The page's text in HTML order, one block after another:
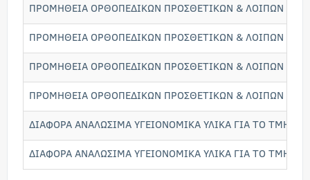
ΠΡΟΜΗΘΕΙΑ ΟΡΘΟΠΕΔΙΚΩΝ ΠΡΟΣΘΕΤΙΚΩΝ & ΛΟΙΠΩΝ
ΠΡΟΜΗΘΕΙΑ ΟΡΘΟΠΕΔΙΚΩΝ ΠΡΟΣΘΕΤΙΚΩΝ & ΛΟΙΠΩΝ
ΠΡΟΜΗΘΕΙΑ ΟΡΘΟΠΕΔΙΚΩΝ ΠΡΟΣΘΕΤΙΚΩΝ & ΛΟΙΠΩΝ
ΠΡΟΜΗΘΕΙΑ ΟΡΘΟΠΕΔΙΚΩΝ ΠΡΟΣΘΕΤΙΚΩΝ & ΛΟΙΠΩΝ
ΔΙΑΦΟΡΑ ΑΝΑΛΩΣΙΜΑ ΥΓΕΙΟΝΟΜΙΚΑ ΥΛΙΚΑ ΓΙΑ ΤΟ ΤΜΗΜΑ
ΔΙΑΦΟΡΑ ΑΝΑΛΩΣΙΜΑ ΥΓΕΙΟΝΟΜΙΚΑ ΥΛΙΚΑ ΓΙΑ ΤΟ